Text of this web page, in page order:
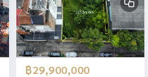
฿29,900,000